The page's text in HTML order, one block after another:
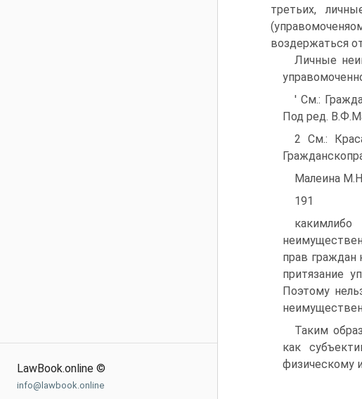
LawBook.online ©
info@lawbook.online
третьих,
воздержаться
Личные
' См.:
Под ред.
2 См.:
Малеина
191
прав граждан
притязание
Поэтому
Таким
как
физическому